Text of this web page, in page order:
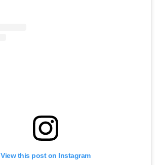
View this post on Instagram